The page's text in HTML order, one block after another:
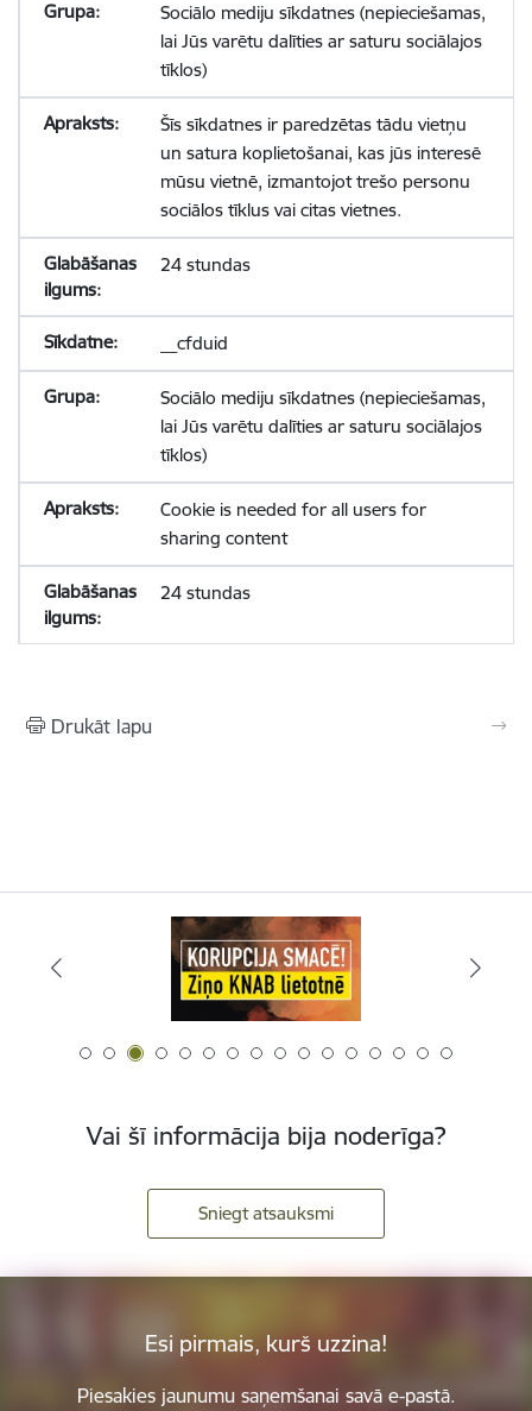
Sociālo mediju sīkdatnes (nepieciešamas,
lai Jūs varētu dalīties ar saturu sociālajos
tīklos)
Šīs sīkdatnes ir paredzētas tādu vietņu
un satura koplietošanai, kas jūs interesē
mūsu vietnē, izmantojot trešo personu
sociālos tīklus vai citas vietnes.
24 stundas
__cfduid
Sociālo mediju sīkdatnes (nepieciešamas,
lai Jūs varētu dalīties ar saturu sociālajos
tīklos)
Cookie is needed for all users for
sharing content
24 stundas
Drukāt lapu
Vai šī informācija bija noderīga?
Sniegt atsauksmi
Esi pirmais, kurš uzzina!
Piesakies jaunumu saņemšanai savā e-pastā.